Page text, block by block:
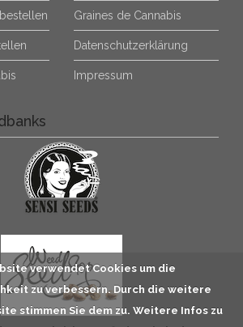
Graines de Cannabis
Datenschutzerklärung
Impressum
verwendet Cookies um die
zu verbessern. Durch die weitere
stimmen Sie dem zu. Weitere Infos zu